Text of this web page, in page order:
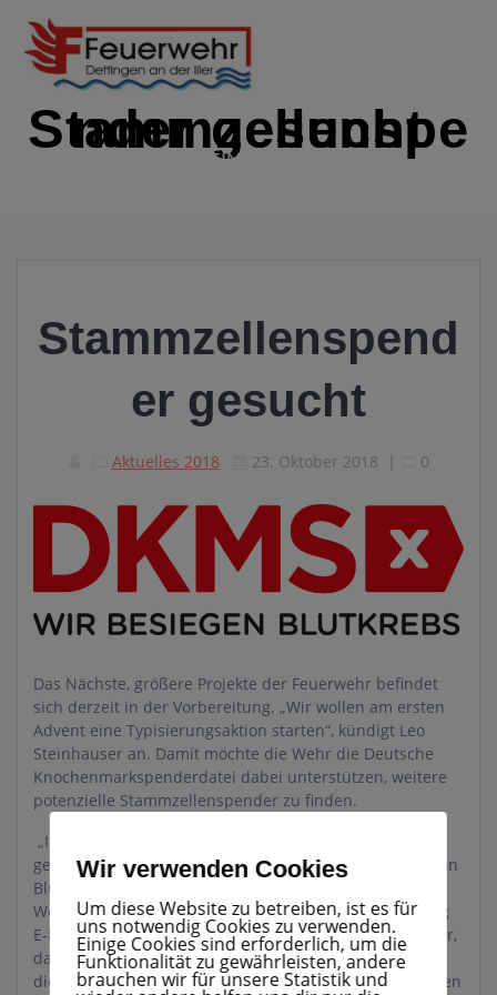
Inhalt
Stammzellenspender gesucht
IMMER EINSATZBEREIT
Stammzellenspend
er gesucht
Aktuelles 2018 23. Oktober 2018 | 0
Das Nächste, größere Projekte der Feuerwehr befindet
sich derzeit in der Vorbereitung. „Wir wollen am ersten
Advent eine Typisierungsaktion starten“, kündigt Leo
Steinhauser an. Damit möchte die Wehr die Deutsche
Knochenmarkspenderdatei dabei unterstützen, weitere
potenzielle Stammzellenspender zu finden.
„Ich habe vor sechs Jahren selbst Stammzellen
gespendet“, sagt Steinhauser. Dem Empfänger, einem an
Blutkrebs erkrankten Amerikaner, konnte er auf diese
Weise das Leben retten: „Wir schreiben uns regelmäßig
E-Mails in englischer Sprache. In diesen berichtet er mir,
dass es ihm gut geht.“ Persönlich getroffen haben sich
die beiden Männer bislang nicht, was sie aber nachholen
Wir verwenden Cookies
Um diese Website zu betreiben, ist es für
uns notwendig Cookies zu verwenden.
Einige Cookies sind erforderlich, um die
Funktionalität zu gewährleisten, andere
brauchen wir für unsere Statistik und